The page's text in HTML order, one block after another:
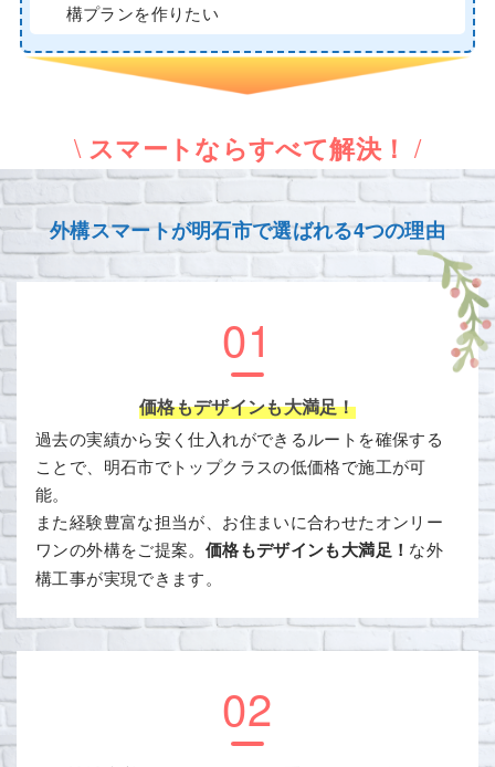
構プランを作りたい
\ スマートならすべて解決！ /
外構スマートが明石市で選ばれる4つの理由
01
価格もデザインも大満足！
過去の実績から安く仕入れができるルートを確保する
ことで、明石市でトップクラスの低価格で施工が可
能。
また経験豊富な担当が、お住まいに合わせたオンリー
ワンの外構をご提案。 価格もデザインも大満足！ な外
構工事が実現できます。
02